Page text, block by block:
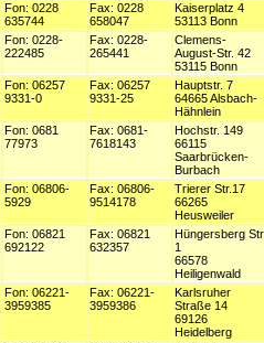
Fon: 0228
635744
Fax: 0228
658047
Kaiserplatz 4
53113 Bonn
Fon: 0228-
222485
Fax: 0228-
265441
Clemens-
August-Str. 42
53115 Bonn
Fon: 06257
9331-0
Fax: 06257
9331-25
Hauptstr. 7
64665 Alsbach-
Hähnlein
Fon: 0681
77973
Fax: 0681-
7618143
Hochstr. 149
66115
Saarbrücken-
Burbach
Fon: 06806-
5929
Fax: 06806-
9514178
Trierer Str.17
66265
Heusweiler
Fon: 06821
692122
Fax: 06821
632357
Hüngersberg
1
66578
Heiligenwald
Fon: 06221-
3959385
Fax: 06221-
3959386
Karlsruher
Straße 14
69126
Heidelberg